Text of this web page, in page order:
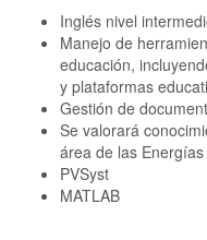
Inglés nivel
Manejo de
educación,
y plataformas
Gestión de
Se valorará
área de las
PVSyst
MATLAB